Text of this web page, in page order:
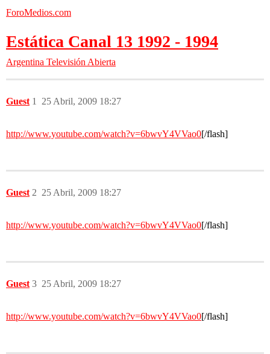
ForoMedios.com
Estática Canal 13 1992 - 1994
Argentina Televisión Abierta
Guest 25 Abril, 2009 18:27
1
http://www.youtube.com/watch?v=6bwvY4VVao0[/flash]
Guest 25 Abril, 2009 18:27
2
http://www.youtube.com/watch?v=6bwvY4VVao0[/flash]
Guest 25 Abril, 2009 18:27
3
http://www.youtube.com/watch?v=6bwvY4VVao0[/flash]